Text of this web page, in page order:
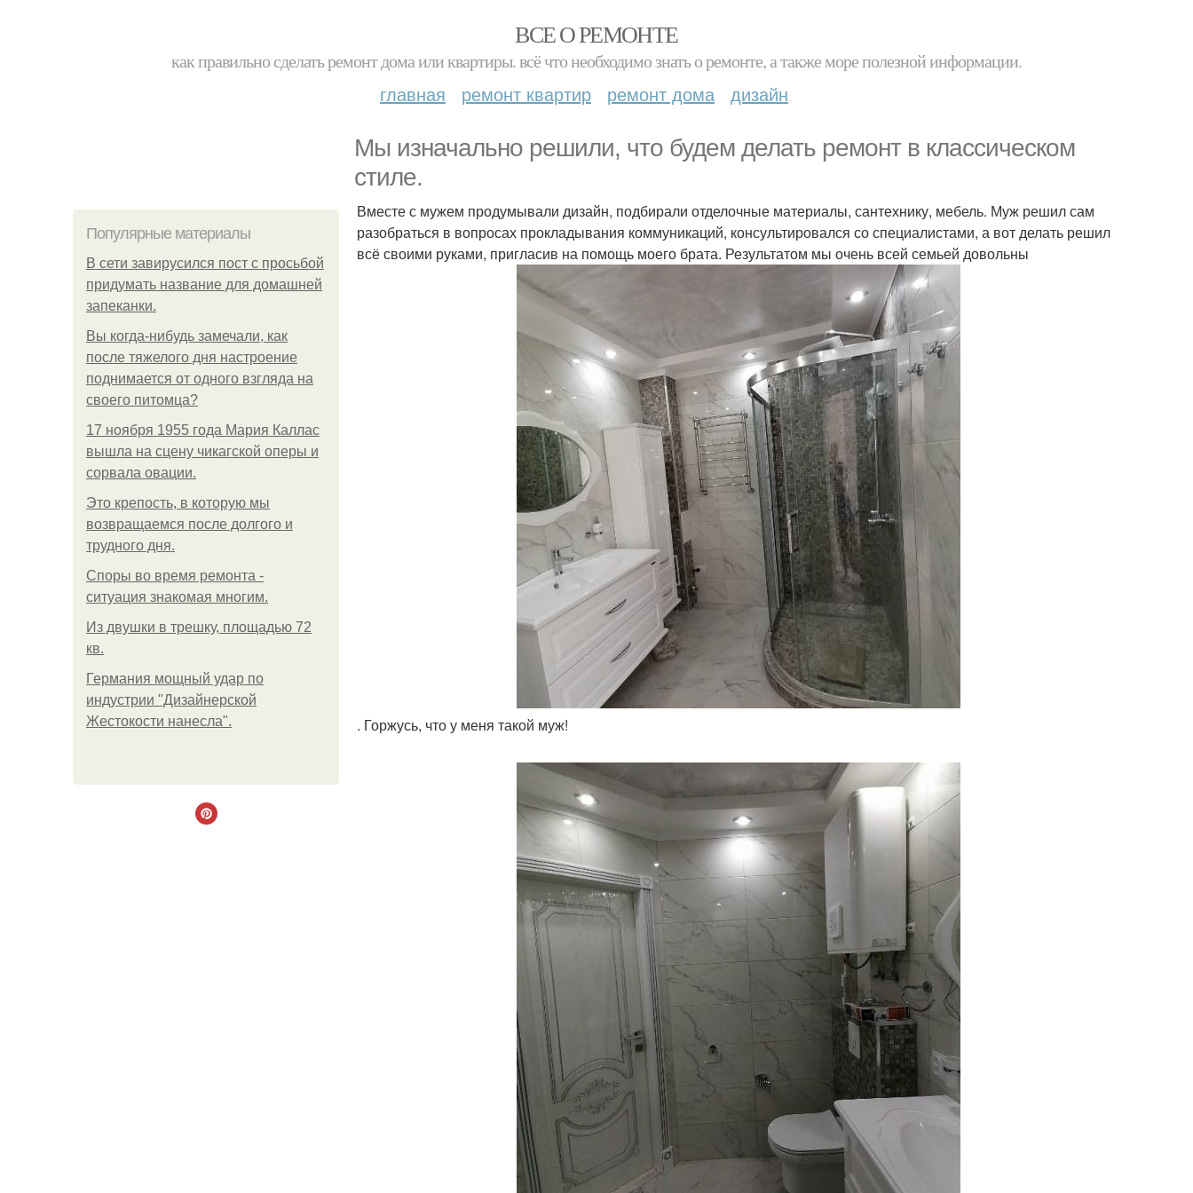
ВСЕ О РЕМОНТЕ
как правильно сделать ремонт дома или квартиры. всё что необходимо знать о ремонте, а также море полезной информации.
главная ремонт квартир ремонт дома дизайн
Мы изначально решили, что будем делать ремонт в классическом
стиле.
Популярные материалы
В сети завирусился пост с просьбой
придумать название для домашней
запеканки.
Вы когда-нибудь замечали, как
после тяжелого дня настроение
поднимается от одного взгляда на
своего питомца?
17 ноября 1955 года Мария Каллас
вышла на сцену чикагской оперы и
сорвала овации.
Это крепость, в которую мы
возвращаемся после долгого и
трудного дня.
Споры во время ремонта -
ситуация знакомая многим.
Из двушки в трешку, площадью 72
кв.
Германия мощный удар по
индустрии "Дизайнерской
Жестокости нанесла".
Вместе с мужем продумывали дизайн, подбирали отделочные материалы, сантехнику, мебель. Муж решил сам
разобраться в вопросах прокладывания коммуникаций, консультировался со специалистами, а вот делать решил
всё своими руками, пригласив на помощь моего брата. Результатом мы очень всей семьей довольны
. Горжусь, что у меня такой муж!